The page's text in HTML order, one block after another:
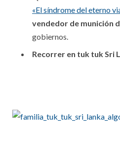
«El síndrome del eterno
vendedor de munición
gobiernos.
Recorrer en tuk tuk Sri